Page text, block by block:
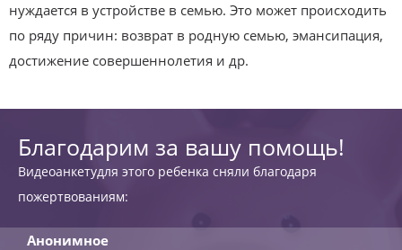
нуждается в устройстве в семью. Это может происходить
по ряду причин: возврат в родную семью, эмансипация,
достижение совершеннолетия и др.
Благодарим за вашу помощь!
Видеоанкетудля этого ребенка сняли благодаря
пожертвованиям:
Анонимное